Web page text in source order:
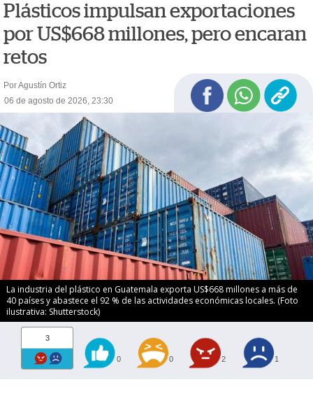
Plásticos impulsan exportaciones
por US$668 millones, pero encaran
retos
Por Agustín Ortiz
06 de agosto de 2026, 23:30
La industria del plástico en Guatemala exporta US$668 millones a más de
40 países y abastece el 92 % de las actividades económicas locales. (Foto
ilustrativa: Shutterstock)
3
0 0 2 1